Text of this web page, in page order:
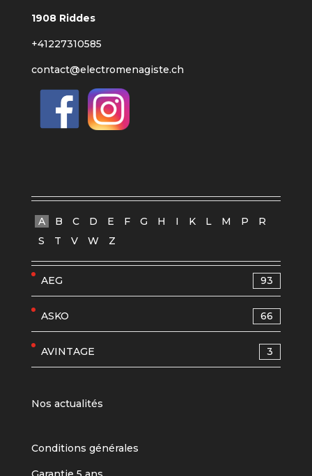
1908 Riddes
+41227310585
contact@electromenagiste.ch
A B C D E F G H I K L M P
R
S
T V W Z
AEG 93
ASKO 66
AVINTAGE 3
Nos actualités
Conditions générales